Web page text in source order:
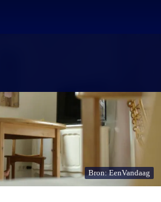
Bron: EenVandaag